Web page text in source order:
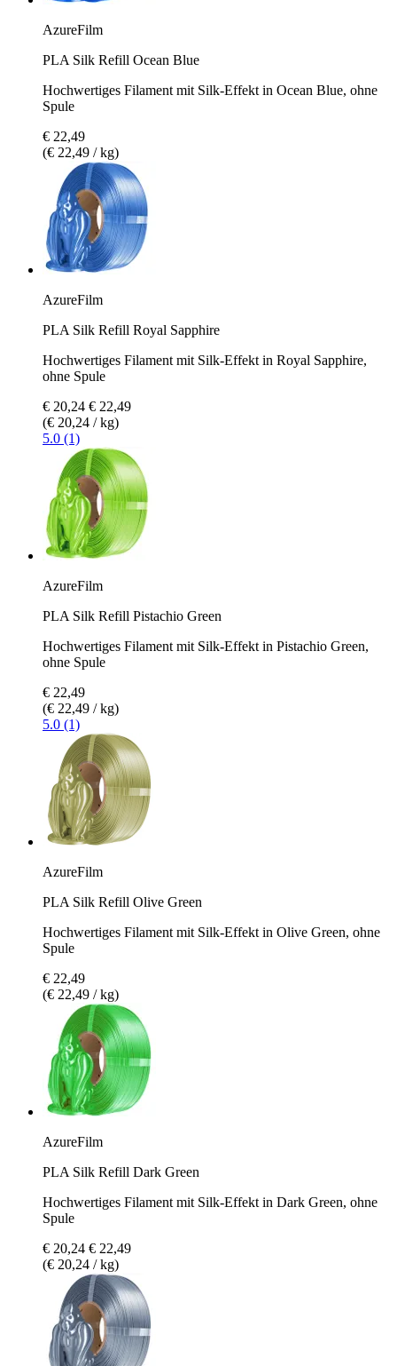
AzureFilm
PLA Silk Refill Ocean Blue
Hochwertiges Filament mit Silk-Effekt in Ocean Blue, ohne
Spule
€ 22,49
(€ 22,49 / kg)
AzureFilm
PLA Silk Refill Royal Sapphire
Hochwertiges Filament mit Silk-Effekt in Royal Sapphire,
ohne Spule
€ 20,24 € 22,49
(€ 20,24 / kg)
5.0 (1)
AzureFilm
PLA Silk Refill Pistachio Green
Hochwertiges Filament mit Silk-Effekt in Pistachio Green,
ohne Spule
€ 22,49
(€ 22,49 / kg)
5.0 (1)
AzureFilm
PLA Silk Refill Olive Green
Hochwertiges Filament mit Silk-Effekt in Olive Green, ohne
Spule
€ 22,49
(€ 22,49 / kg)
AzureFilm
PLA Silk Refill Dark Green
Hochwertiges Filament mit Silk-Effekt in Dark Green, ohne
Spule
€ 20,24 € 22,49
(€ 20,24 / kg)